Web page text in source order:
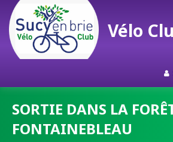
contenu
Vélo
SORTIE DANS LA
FONTAINEBLEAU